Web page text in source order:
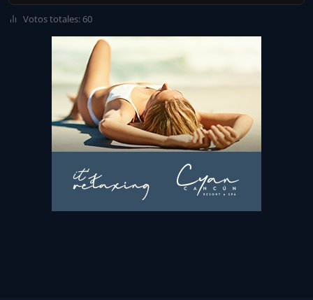
Votos totales: 60